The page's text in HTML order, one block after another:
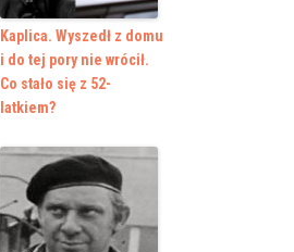
Kaplica. Wyszedł z domu
i do tej pory nie wrócił.
Co stało się z 52-
latkiem?